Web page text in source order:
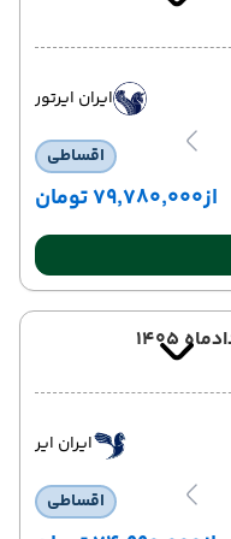
ایران ایرتور
اقساطی
از۷۹٬۷۸۰٬۰۰۰ تومان
ایران ایر
اقساطی